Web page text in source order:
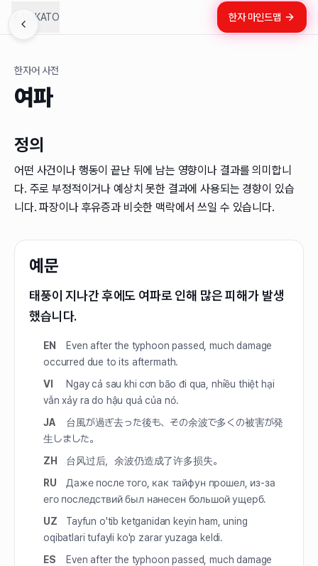
LUKATO 한자 마인드맵
한자어 사전
여파
정의
어떤 사건이나 행동이 끝난 뒤에 남는 영향이나 결과를 의미합니
다. 주로 부정적이거나 예상치 못한 결과에 사용되는 경향이 있습
니다. 파장이나 후유증과 비슷한 맥락에서 쓰일 수 있습니다.
예문
태풍이 지나간 후에도 여파로 인해 많은 피해가 발생
했습니다.
EN
Even after the typhoon passed, much damage
occurred due to its aftermath.
VI
Ngay cả sau khi cơn bão đi qua, nhiều thiệt hại
vẫn xảy ra do hậu quả của nó.
JA
台風が過ぎ去った後も、その余波で多くの被害が発
生しました。
ZH
台风过后，余波仍造成了许多损失。
RU
Даже после того, как тайфун прошел, из-за
его последствий был нанесен большой ущерб.
UZ
Tayfun o'tib ketganidan keyin ham, uning
oqibatlari tufayli ko'p zarar yuzaga keldi.
ES
Even after the typhoon passed, much damage